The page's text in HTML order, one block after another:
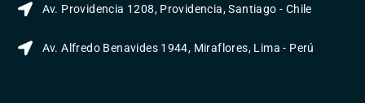
Av. Providencia 1208, Providencia, Santiago - Chile
Av. Alfredo Benavides 1944, Miraflores, Lima - Perú